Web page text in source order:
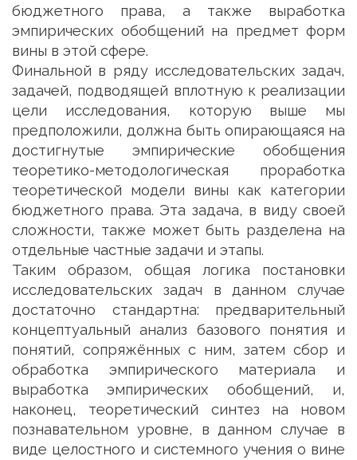
бюджетного права, а также выработка
эмпирических обобщений на предмет форм
вины в этой сфере.
Финальной в ряду исследовательских задач,
задачей, подводящей вплотную к реализации
цели исследования, которую выше мы
предположили, должна быть опирающаяся на
достигнутые эмпирические обобщения
теоретико-методологическая проработка
теоретической модели вины как категории
бюджетного права. Эта задача, в виду своей
сложности, также может быть разделена на
отдельные частные задачи и этапы.
Таким образом, общая логика постановки
исследовательских задач в данном случае
достаточно стандартна: предварительный
концептуальный анализ базового понятия и
понятий, сопряжённых с ним, затем сбор и
обработка эмпирического материала и
выработка эмпирических обобщений, и,
наконец, теоретический синтез на новом
познавательном уровне, в данном случае в
виде целостного и системного учения о вине